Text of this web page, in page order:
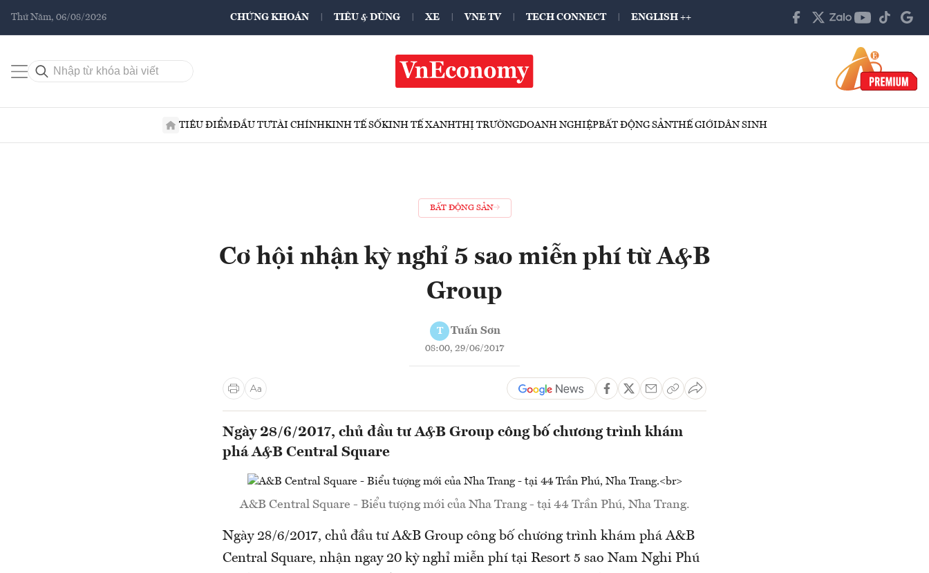
Thứ Năm, 06/08/2026 CHỨNG KHOÁN TIÊU & DÙNG XE VNE TV TECH CONNECT ENGLISH ++
TIÊU ĐIỂMĐẦU TƯTÀI CHÍNHKINH TẾ SỐKINH TẾ XANHTHỊ TRƯỜNGDOANH NGHIỆPBẤT ĐỘNG SẢNTHẾ GIỚIDÂN SINH
BẤT ĐỘNG SẢN
Cơ hội nhận kỳ nghỉ 5 sao miễn phí từ A&B
Group
T Tuấn Sơn
08:00, 29/06/2017
Ngày 28/6/2017, chủ đầu tư A&B Group công bố chương trình khám
phá A&B Central Square
A&B Central Square - Biểu tượng mới của Nha Trang - tại 44 Trần Phú, Nha Trang.
Ngày 28/6/2017, chủ đầu tư A&B Group công bố chương trình khám phá A&B
Central Square, nhận ngay 20 kỳ nghỉ miễn phí tại Resort 5 sao Nam Nghi Phú